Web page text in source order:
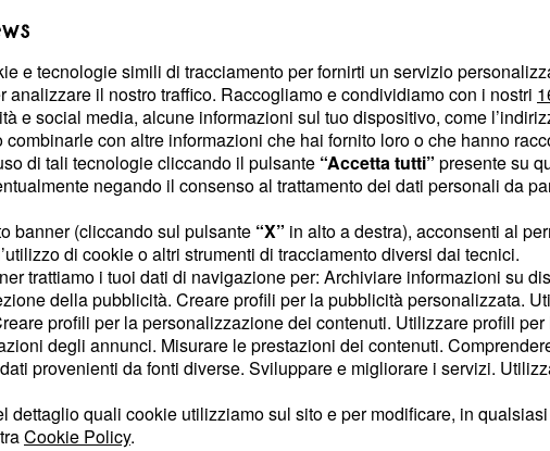
il
e i giovanissimi, che nell'adolescente
e un compagno. In perfetta
allora lacolonna sonoradel film,
e deiModà.
Content sponsored by Outbrain
e tecnologie simili di tracciamento per fornirti un servizio
analizzare il nostro traffico. Raccogliamo e condividiamo con i nostri
e social media, alcune informazioni sul tuo dispositivo, come
combinarle con altre informazioni che hai fornito loro o che hanno
di tali tecnologie cliccando il pulsante “Accetta tutti” presente su
negando il consenso al trattamento dei dati personali da
banner (cliccando sul pulsante “X” in alto a destra), acconsenti al
di cookie o altri strumenti di tracciamento diversi dai tecnici.
trattiamo i tuoi dati di navigazione per: Archiviare informazioni su
della pubblicità. Creare profili per la pubblicità personalizzata.
profili per la personalizzazione dei contenuti. Utilizzare profili
degli annunci. Misurare le prestazioni dei contenuti.
provenienti da fonti diverse. Sviluppare e migliorare i servizi.
dettaglio quali cookie utilizziamo sul sito e per modificare, in
Cookie Policy.